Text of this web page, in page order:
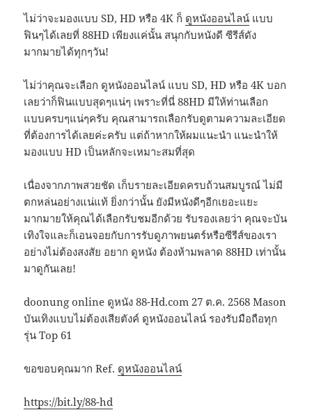
ไม่ว่าจะมองแบบ SD, HD หรือ 4K ก็ ดูหนังออนไลน์ แบบ
ฟินๆได้เลยที่ 88HD เพียงแค่นั้น สนุกกับหนังดี ซีรีส์ดัง
มากมายได้ทุกๆวัน!
ไม่ว่าคุณจะเลือก ดูหนังออนไลน์ แบบ SD, HD หรือ 4K บอก
เลยว่าก็ฟินแบบสุดๆแน่ๆ เพราะที่นี่ 88HD มีให้ท่านเลือก
แบบครบๆแน่ๆครับ คุณสามารถเลือกรับดูตามความละเอียด
ที่ต้องการได้เลยค่ะครับ แต่ถ้าหากให้ผมแนะนำ แนะนำให้
มองแบบ HD เป็นหลักจะเหมาะสมที่สุด
เนื่องจากภาพสวยชัด เก็บรายละเอียดครบถ้วนสมบูรณ์ ไม่มี
ตกหล่นอย่างแน่แท้ ยิ่งกว่านั้น ยังมีหนังดีๆอีกเยอะแยะ
มากมายให้คุณได้เลือกรับชมอีกด้วย รับรองเลยว่า คุณจะบัน
เทิงใจและก็เอนจอยกับการรับดูภาพยนตร์หรือซีรีส์ของเรา
อย่างไม่ต้องสงสัย อยาก ดูหนัง ต้องห้ามพลาด 88HD เท่านั้น
มาดูกันเลย!
doonung online ดูหนัง 88-Hd.com 27 ต.ค. 2568 Mason
บันเทิงแบบไม่ต้องเสียตังค์ ดูหนังออนไลน์ รองรับมือถือทุก
รุ่น Top 61
ขอขอบคุณมาก Ref. ดูหนังออนไลน์
https://bit.ly/88-hd